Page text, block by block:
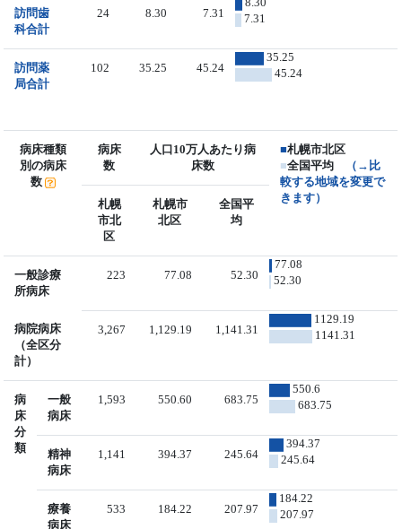
訪問歯
科合計
24 8.30 7.31
7.31
訪問薬
局合計
102 35.25 45.24
35.25
45.24
病床種類
別の病床
数
病床
数
人口10万人あたり病
床数
■札幌市北区
■全国平均
（→比
較する地域を変更で
きます）
札幌
市北
区
札幌市
北区
全国平
均
一般診療
所病床
223 77.08 52.30
77.08
52.30
病院病床
（全区分
計）
3,267 1,129.19 1,141.31
1129.19
1141.31
病
床
分
類
一般
病床
1,593 550.60 683.75
550.6
683.75
精神
病床
1,141 394.37 245.64
394.37
245.64
療養
病床
533 184.22 207.97
184.22
207.97